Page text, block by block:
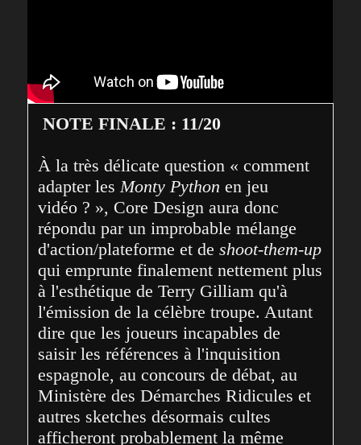
NOTE FINALE : 11/20
À la très délicate question « comment
adapter les Monty Python en jeu
vidéo ? », Core Design aura donc
répondu par un improbable mélange
d'action/plateforme et de shoot-them-up
qui emprunte finalement nettement plus
à l'esthétique de Terry Gilliam qu'à
l'émission de la célèbre troupe. Autant
dire que les joueurs incapables de
saisir les références à l'inquisition
espagnole, au concours de débat, au
Ministère des Démarches Ridicules et
autres sketches désormais cultes
afficheront probablement la même